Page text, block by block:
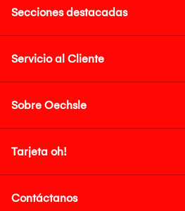
Secciones destacadas
Servicio al Cliente
Sobre Oechsle
Tarjeta oh!
Contáctanos